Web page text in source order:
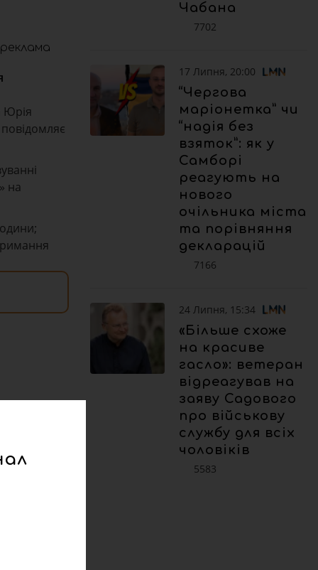
реклама
Юрія
на
Чабана
7702
17 Липня, 20:00
“Чергова
маріонетка” чи
“надія без
взяток”: як у
Самборі
реагують на
нового
очільника міста
та порівняння
декларацій
7166
24 Липня, 15:34
«Більше схоже
на красиве
гасло»: ветеран
відреагував на
заяву Садового
про військову
службу для всіх
чоловіків
5583